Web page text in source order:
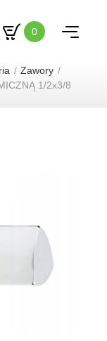
0
Zawory
1/2x3/8